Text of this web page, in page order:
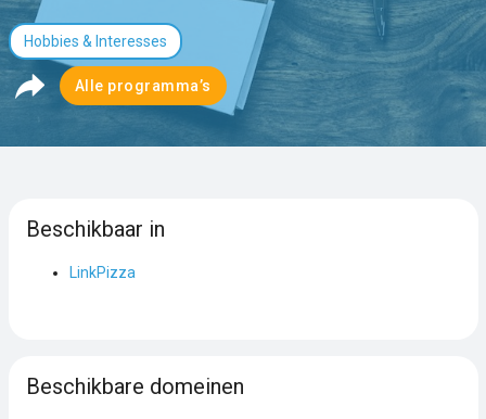
Hobbies & Interesses
Alle programma’s
Beschikbaar in
LinkPizza
Beschikbare domeinen